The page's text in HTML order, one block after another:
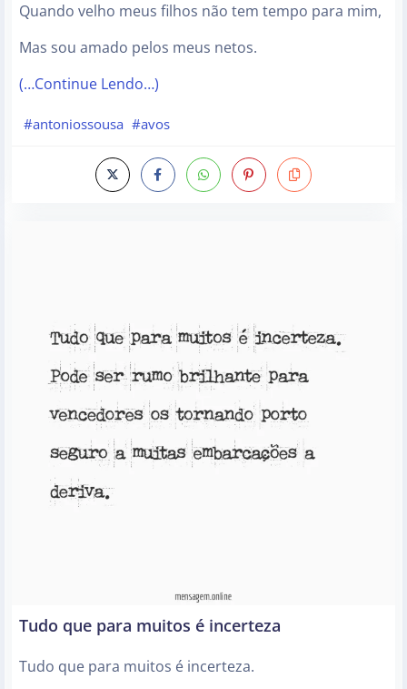
Quando velho meus filhos não tem tempo para mim,
Mas sou amado pelos meus netos.
(…Continue Lendo…)
#antoniossousa #avos
Tudo que para muitos é incerteza
Tudo que para muitos é incerteza.